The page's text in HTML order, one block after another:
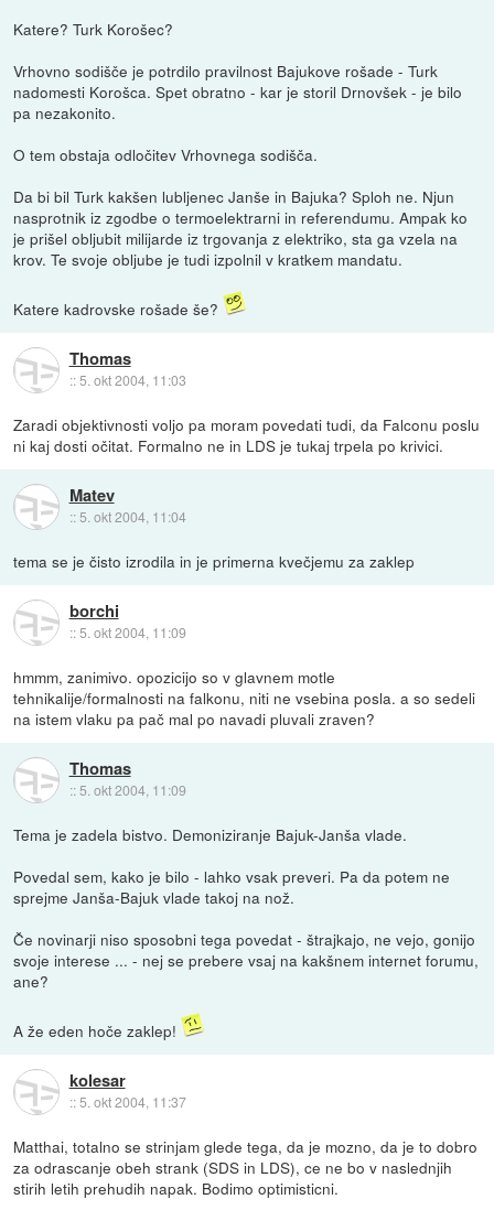
Katere? Turk Korošec?
Vrhovno sodišče je potrdilo pravilnost Bajukove rošade - Turk
nadomesti Korošca. Spet obratno - kar je storil Drnovšek - je bilo
pa nezakonito.
O tem obstaja odločitev Vrhovnega sodišča.
Da bi bil Turk kakšen lubljenec Janše in Bajuka? Sploh ne. Njun
nasprotnik iz zgodbe o termoelektrarni in referendumu. Ampak ko
je prišel obljubit milijarde iz trgovanja z elektriko, sta ga vzela na
krov. Te svoje obljube je tudi izpolnil v kratkem mandatu.
Katere kadrovske rošade še?
Thomas
::5. okt 2004, 11:03
Zaradi objektivnosti voljo pa moram povedati tudi, da Falconu poslu
ni kaj dosti očitat. Formalno ne in LDS je tukaj trpela po krivici.
Matev
:: 5. okt 2004, 11:04
tema se je čisto izrodila in je primerna kvečjemu za zaklep
borchi
::5. okt 2004, 11:09
hmmm, zanimivo. opozicijo so v glavnem motle
tehnikalije/formalnosti na falkonu, niti ne vsebina posla. a so sedeli
na istem vlaku pa pač mal po navadi pluvali zraven?
Thomas
:: 5. okt 2004, 11:09
Tema je zadela bistvo. Demoniziranje Bajuk-Janša vlade.
Povedal sem, kako je bilo - lahko vsak preveri. Pa da potem ne
sprejme Janša-Bajuk vlade takoj na nož.
Če novinarji niso sposobni tega povedat - štrajkajo, ne vejo, gonijo
svoje interese ... - nej se prebere vsaj na kakšnem internet forumu,
ane?
A že eden hoče zaklep!
kolesar
::5. okt 2004, 11:37
Matthai, totalno se strinjam glede tega, da je mozno, da je to dobro
za odrascanje obeh strank (SDS in LDS), ce ne bo v naslednjih
stirih letih prehudih napak. Bodimo optimisticni.